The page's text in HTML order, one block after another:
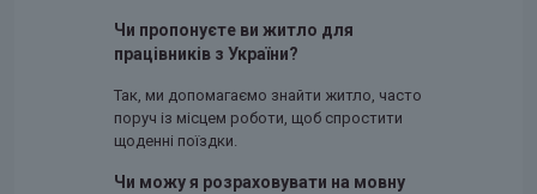
Чи пропонуєте ви житло для
працівників з України?
Так, ми допомагаємо знайти житло, часто
поруч із місцем роботи, щоб спростити
щоденні поїздки.
Чи можу я розраховувати на мовну